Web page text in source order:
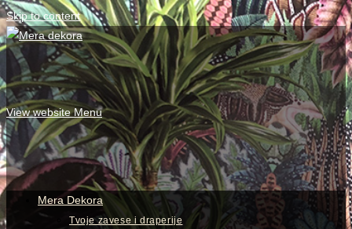
Skip to content
View website Menu
Mera Dekora
Tvoje zavese i draperije